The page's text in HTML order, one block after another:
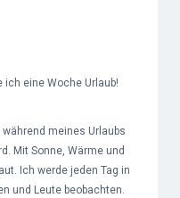
ich eine Woche Urlaub!
meines Urlaubs
Mit Sonne, Wärme und
Ich werde jeden Tag in
und Leute beobachten.